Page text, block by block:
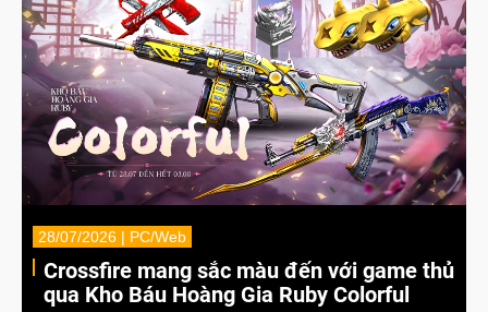
28/07/2026 | PC/Web
Crossfire mang sắc màu đến với game thủ
qua Kho Báu Hoàng Gia Ruby Colorful